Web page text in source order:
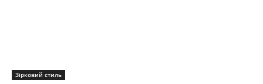
Зірковий стиль